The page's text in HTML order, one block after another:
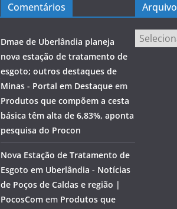
Comentários
Dmae de Uberlândia planeja
nova estação de tratamento de
esgoto; outros destaques de
Minas - Portal em Destaque em
Produtos que compõem a cesta
básica têm alta de 6,83%, aponta
pesquisa do Procon
Nova Estação de Tratamento de
Esgoto em Uberlândia - Notícias
de Poços de Caldas e região |
PocosCom em Produtos que
Arquivo
Arquivo